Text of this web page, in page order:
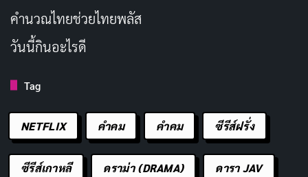
คํานวณไทยช่วยไทยพลัส
วันนี้กินอะไรดี
Tag
NETFLIX คำคม คําคม ซีรีส์ฝรั่ง
ซีรีส์เกาหลี ดราม่า (DRAMA) ดารา JAV